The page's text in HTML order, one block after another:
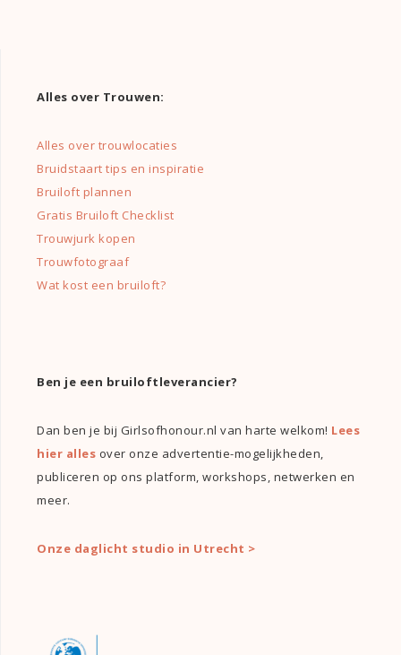
Alles over Trouwen:
Alles over trouwlocaties
Bruidstaart tips en inspiratie
Bruiloft plannen
Gratis Bruiloft Checklist
Trouwjurk kopen
Trouwfotograaf
Wat kost een bruiloft?
Ben je een bruiloftleverancier?
Dan ben je bij Girlsofhonour.nl van harte welkom! Lees
hier alles over onze advertentie-mogelijkheden,
publiceren op ons platform, workshops, netwerken en
meer.
Onze daglicht studio in Utrecht >